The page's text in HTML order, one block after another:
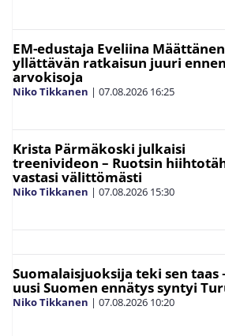
EM-edustaja Eveliina
yllättävän ratkaisun juuri ennen
arvokisoja
Niko Tikkanen | 07.08.2026 16:25
Krista Pärmäkoski julkaisi
treenivideon – Ruotsin
vastasi välittömästi
Niko Tikkanen | 07.08.2026 15:30
Suomalaisjuoksija teki sen taas
uusi Suomen ennätys syntyi
Niko Tikkanen | 07.08.2026 10:20